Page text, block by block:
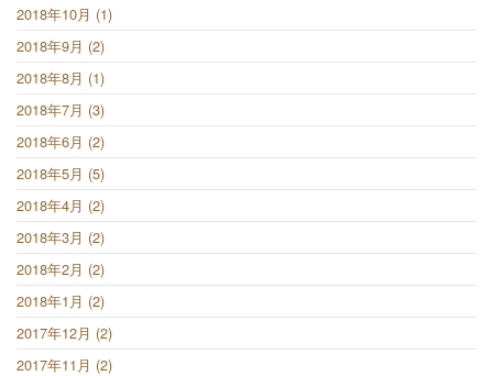
2018年10月 (1)
2018年9月 (2)
2018年8月 (1)
2018年7月 (3)
2018年6月 (2)
2018年5月 (5)
2018年4月 (2)
2018年3月 (2)
2018年2月 (2)
2018年1月 (2)
2017年12月 (2)
2017年11月 (2)